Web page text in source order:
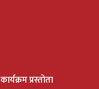
कार्यक्रम प्रस्तोता